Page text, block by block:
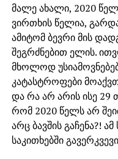
მალე ახალი, 2020
ვირთხის წელია, გარდა
ამიტომ ბევრი მის
შეგრძნებით ელის.
მხოლოდ
კატასტროფები
და რა არ არის ისე 29
რომ 2020 წელს არ
არც ბავშის გაჩენა?!
საკითხებში